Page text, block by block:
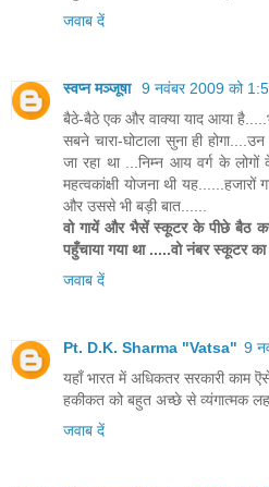
जवाब दें
स्वप्न मञ्जूषा 9 नवंबर 2009 को
बैठे-बैठे एक और वाक्या याद आया
सबने चारा-घोटाला सुना ही
जा रहा था ...निम्न आय वर्ग के
महत्वकांक्षी योजना थी
और उससे भी बड़ी बात......
वो गायें और भैसें स्कूटर के पीछे बैठ
पहुँचाया गया था .....वो नंबर स्कूटर का
जवाब दें
Pt. D.K. Sharma "Vatsa" 9
यहाँ भारत में अधिकतर सरकारी काम
हकीकत को बहुत अच्छे से व्यंगात्मक
जवाब दें